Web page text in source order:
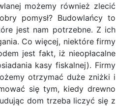
możemy również zlecić
pomysł? Budowlańcy to
jest nam potrzebne. Z ich
Co więcej, niektóre firmy
jest fakt, iż nieopłacalne
kasy fiskalnej). Firmy
otrzymać duże zniżki i
się tym, kiedy drewno
dom trzeba liczyć się z